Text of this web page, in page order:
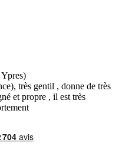
très gentil , donne de très
et propre , il est très